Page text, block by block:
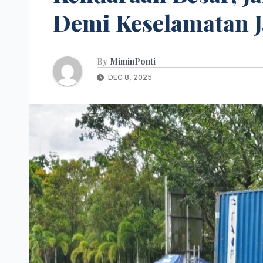
Demi Keselamatan
By MiminPonti
DEC 8, 2025